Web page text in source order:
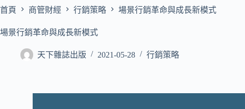
首頁 商管財經 行銷策略 場景行銷革命與成長新模式
場景行銷革命與成長新模式
天下雜誌出版 2021-05-28 行銷策略